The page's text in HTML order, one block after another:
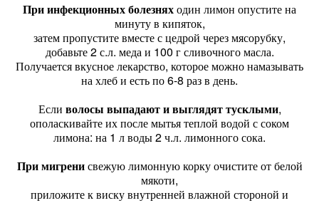
При инфекционных болезняходин лимон опустите на
минуту в кипяток,
затем пропустите вместе с цедрой через мясорубку,
добавьте 2 с.л. меда и 100 г сливочного масла.
Получается вкусное лекарство, которое можно намазывать
на хлеб и есть по 6-8 раз в день.
Если волосы выпадают и выглядят тусклыми,
ополаскивайте их после мытья теплой водой с соком
лимона: на 1 л воды 2 ч.л. лимонного сока.
При мигренисвежую лимонную корку очистите от белой
мякоти,
приложите к виску внутренней влажной стороной и